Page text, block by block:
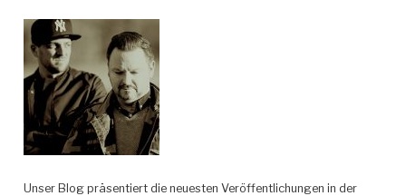
Records“
Unser Blog präsentiert die neuesten Veröffentlichungen in der